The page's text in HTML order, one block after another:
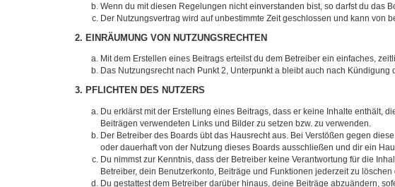
Wenn du mit diesen Regelungen nicht einverstanden bist, so darfst du das
Der Nutzungsvertrag wird auf unbestimmte Zeit geschlossen und kann
2. EINRÄUMUNG VON NUTZUNGSRECHTEN
Mit dem Erstellen eines Beitrags erteilst du dem Betreiber ein einfaches,
Das Nutzungsrecht nach Punkt 2, Unterpunkt a bleibt auch nach Kündigung
3. PFLICHTEN DES NUTZERS
Du erklärst mit der Erstellung eines Beitrags, dass er keine Inhalte enthält,
Beiträgen verwendeten Links und Bilder zu setzen bzw. zu verwenden.
Der Betreiber des Boards übt das Hausrecht aus. Bei Verstößen gegen
oder dauerhaft von der Nutzung dieses Boards ausschließen und dir ein
Du nimmst zur Kenntnis, dass der Betreiber keine Verantwortung für die
Betreiber, dein Benutzerkonto, Beiträge und Funktionen jederzeit zu löschen
Du gestattest dem Betreiber darüber hinaus, deine Beiträge abzuändern,